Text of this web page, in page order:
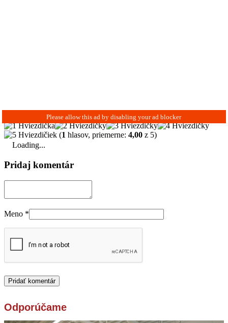
(1 hlasov, priemerne: 4,00 z 5)
Loading...
Pridaj komentár
Meno *
Odporúčame